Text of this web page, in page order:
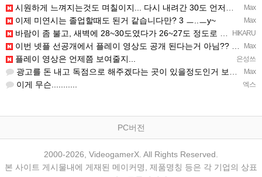
Max
시원하게 느껴지는것도 며칠이지... 다시 내려간 30도 언저리 온도에 적응되면 고대로 다시 더움..
Max
이제 미연시는 졸업할때도 된거 같습니다만? 3 ㅡ..ㅡy~
HIKARU
바람이 좀 불고, 새벽에 28~30도였다가 26~27도 정도로 내려감...─ ─)a
Max
이번 넷플 선공개에서 플레이 영상도 공개 된다는거 아님?? ㅡㅡa
은성쓰
플레이 영상은 언제쯤 보여줄지...
Max
광고를 돈 내고 독점으로 해주겠다는 곳이 있을정도인거 보면 어마어마한 게임은 맞는듯 ㅡ..ㅡ... 여태까지 …
엑스
이게 무슨...........
PC버전
2000-2026, VideogamerX. All Rights Reserved.
본 사이트 게시물내에 게재된 메이커명, 제품명칭 등은 각 기업의 상표